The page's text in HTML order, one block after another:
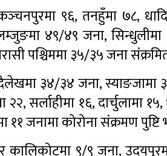
९६, तनहुँमा ७८,
४९/४९ जना, सिन्धुलीमा
पश्चिममा ३५/३५ जना
३४/३४ जना, स्याङजामा
सर्लाहीमा १६, दार्चुलामा
११ जनामा कोरोना संक्रमण
९/९ जना,